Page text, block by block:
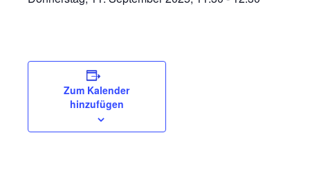
Zum Kalender
hinzufügen